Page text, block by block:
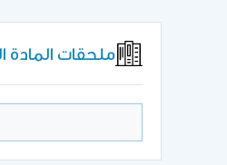
ملحقات المادة